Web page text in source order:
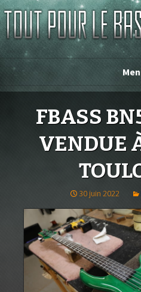
TOUT POUR LE
FBASS
VENDUE
30 juin 2022